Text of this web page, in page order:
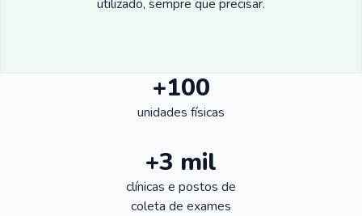
utilizado, sempre que precisar.
+100
unidades físicas
+3 mil
clínicas e postos de
coleta de exames